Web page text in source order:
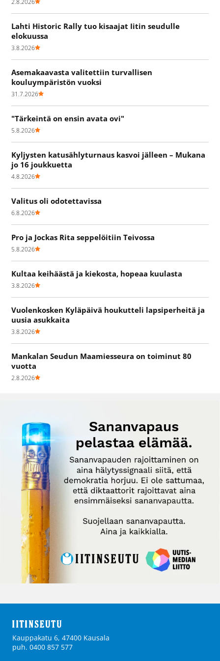
2.8.2026
Lahti Historic Rally tuo kisaajat Iitin seudulle
elokuussa
3.8.2026
Asemakaavasta valitettiin turvallisen
kouluympäristön vuoksi
31.7.2026
"Tärkeintä on ensin avata ovi"
5.8.2026
Kyljysten katusählyturnaus kasvoi jälleen – Mukana
jo 16 joukkuetta
4.8.2026
Valitus oli odotettavissa
6.8.2026
Pro ja Jockas Rita seppelöitiin Teivossa
5.8.2026
Kultaa keihäästä ja kiekosta, hopeaa kuulasta
3.8.2026
Vuolenkosken Kyläpäivä houkutteli lapsiperheitä ja
uusia asukkaita
3.8.2026
Mankalan Seudun Maamiesseura on toiminut 80
vuotta
2.8.2026
Kauppakatu 6, 47400 Kausala
puh. 0400 857 577